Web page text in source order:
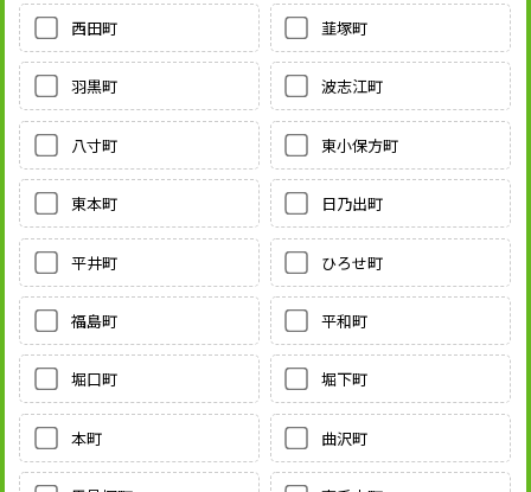
西田町 韮塚町
羽黒町 波志江町
八寸町 東小保方町
東本町 日乃出町
平井町 ひろせ町
福島町 平和町
堀口町 堀下町
本町 曲沢町